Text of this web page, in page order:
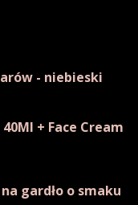
- niebieski
+ Face Cream
gardło o smaku